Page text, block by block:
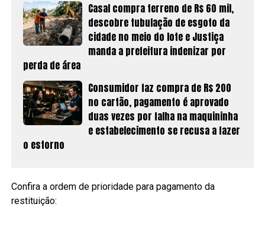
Casal compra terreno de R$ 60 mil,
descobre tubulação de esgoto da
cidade no meio do lote e Justiça
manda a prefeitura indenizar por
perda de área
Consumidor faz compra de R$ 200
no cartão, pagamento é aprovado
duas vezes por falha na maquininha
e estabelecimento se recusa a fazer
o estorno
Confira a ordem de prioridade para pagamento da
restituição: